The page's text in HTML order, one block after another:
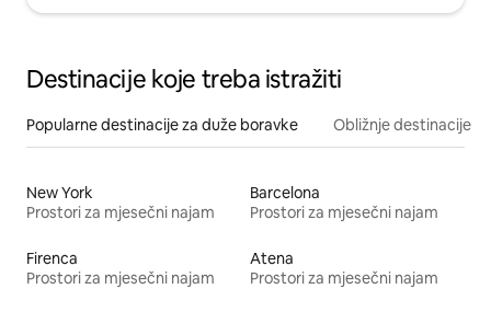
Destinacije koje treba istražiti
Popularne destinacije za duže boravke Obližnje destinacije
New York
Prostori za mjesečni najam
Barcelona
Prostori za mjesečni najam
Firenca
Prostori za mjesečni najam
Atena
Prostori za mjesečni najam